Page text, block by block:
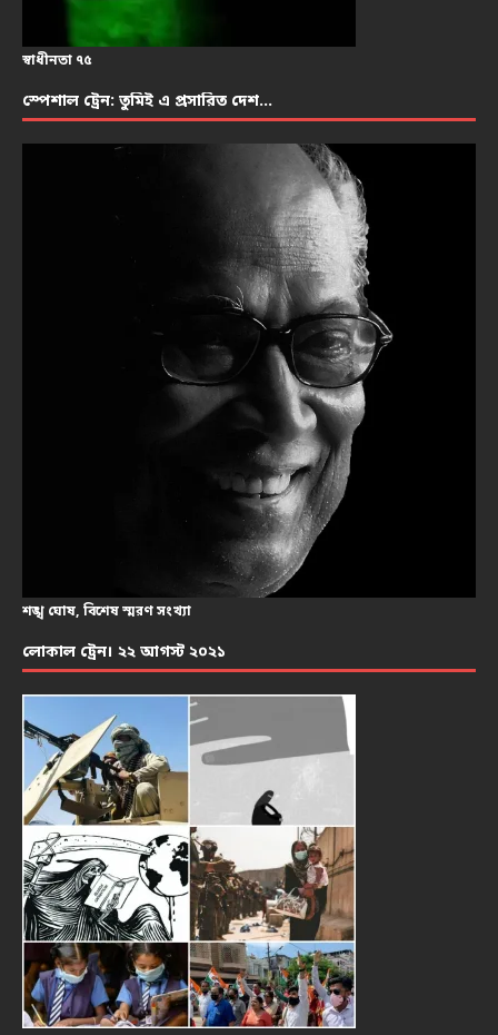
স্বাধীনতা ৭৫
স্পেশাল ট্রেন: তুমিই এ প্রসারিত দেশ…
শঙ্খ ঘোষ, বিশেষ স্মরণ সংখ্যা
লোকাল ট্রেন। ২২ আগস্ট ২০২১